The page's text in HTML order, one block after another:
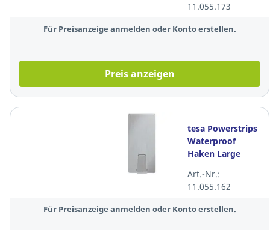
11.055.173
Für Preisanzeige anmelden oder Konto erstellen.
Preis anzeigen
tesa Powerstrips
Waterproof
Haken Large
rechteckig, 2kg
Art.-Nr.:
11.055.162
Für Preisanzeige anmelden oder Konto erstellen.